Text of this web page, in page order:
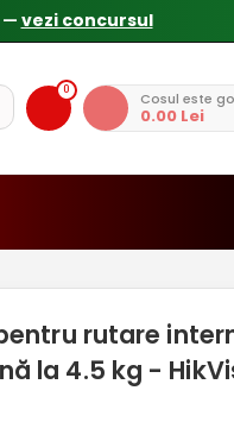
0 Cosul este
0.00 Lei
rutare
4.5 kg -